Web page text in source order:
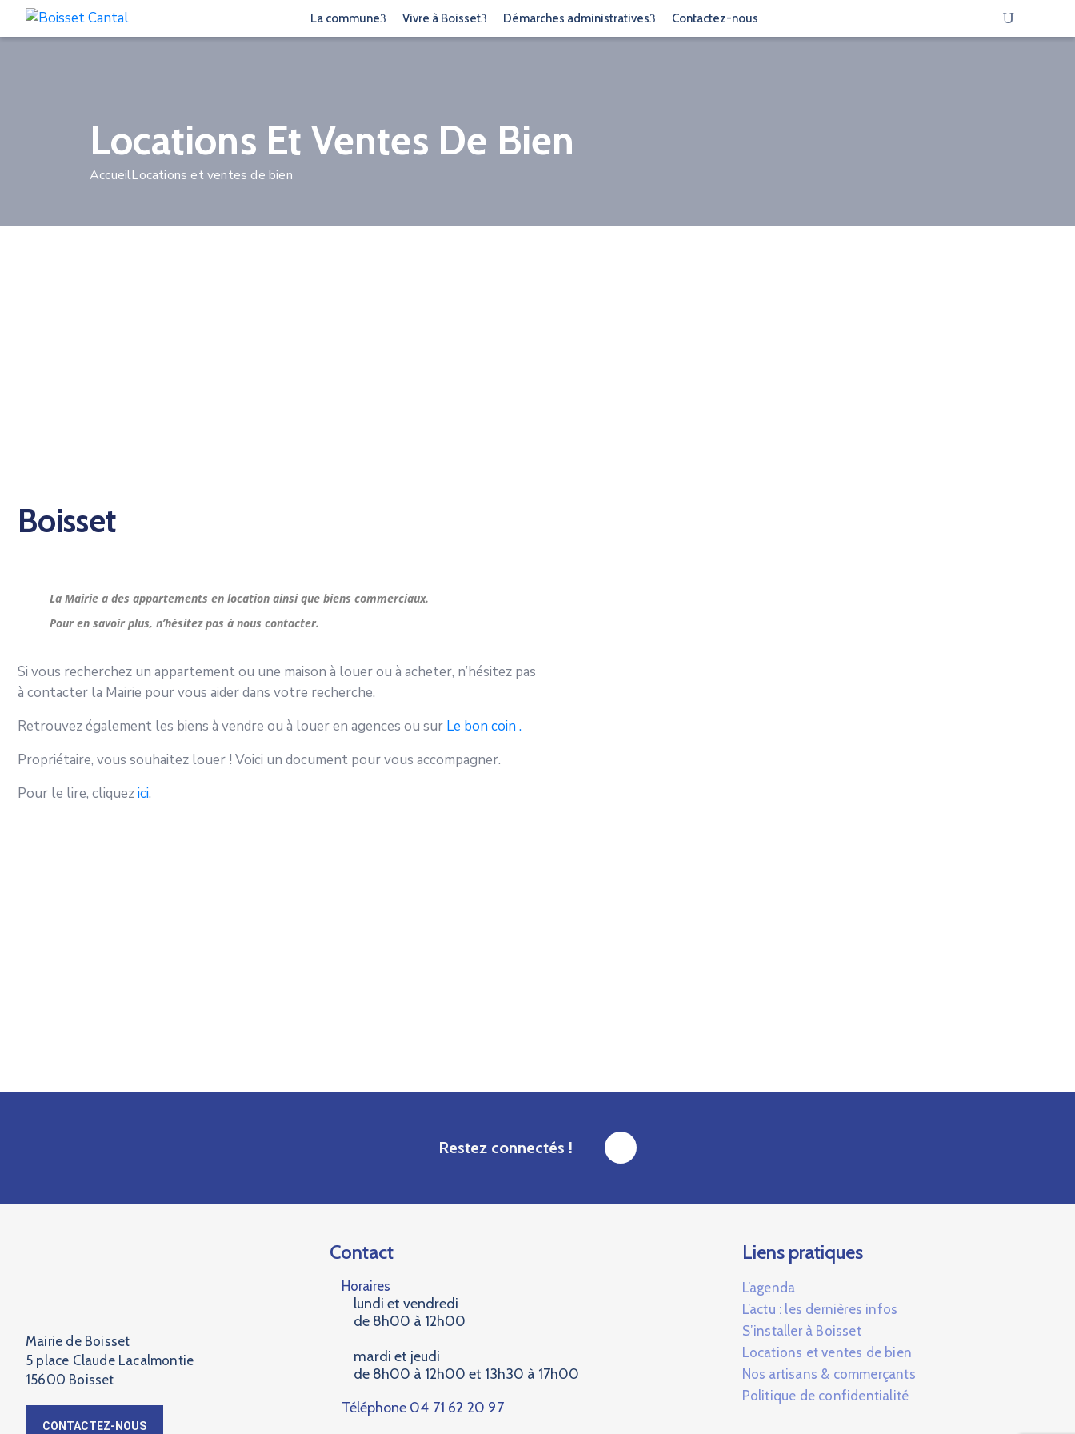
La commune Vivre à Boisset Démarches administratives Contactez-nous
Locations Et Ventes De Bien
AccueilLocations et ventes de bien
Boisset
La Mairie a des appartements en location ainsi que biens commerciaux.
Pour en savoir plus, n’hésitez pas à nous contacter.
Si vous recherchez un appartement ou une maison à louer ou à acheter, n’hésitez pas
à contacter la Mairie pour vous aider dans votre recherche.
Retrouvez également les biens à vendre ou à louer en agences ou sur Le bon coin .
Propriétaire, vous souhaitez louer ! Voici un document pour vous accompagner.
Pour le lire, cliquezici.
Restez connectés !
Mairie de Boisset
5 place Claude Lacalmontie
15600 Boisset
CONTACTEZ-NOUS
Contact
Horaires
lundi et vendredi
de 8h00 à 12h00
mardi et jeudi
de 8h00 à 12h00 et 13h30 à 17h00
Téléphone 04 71 62 20 97
Liens pratiques
L’agenda
L’actu : les dernières infos
S’installer à Boisset
Locations et ventes de bien
Nos artisans & commerçants
Politique de confidentialité